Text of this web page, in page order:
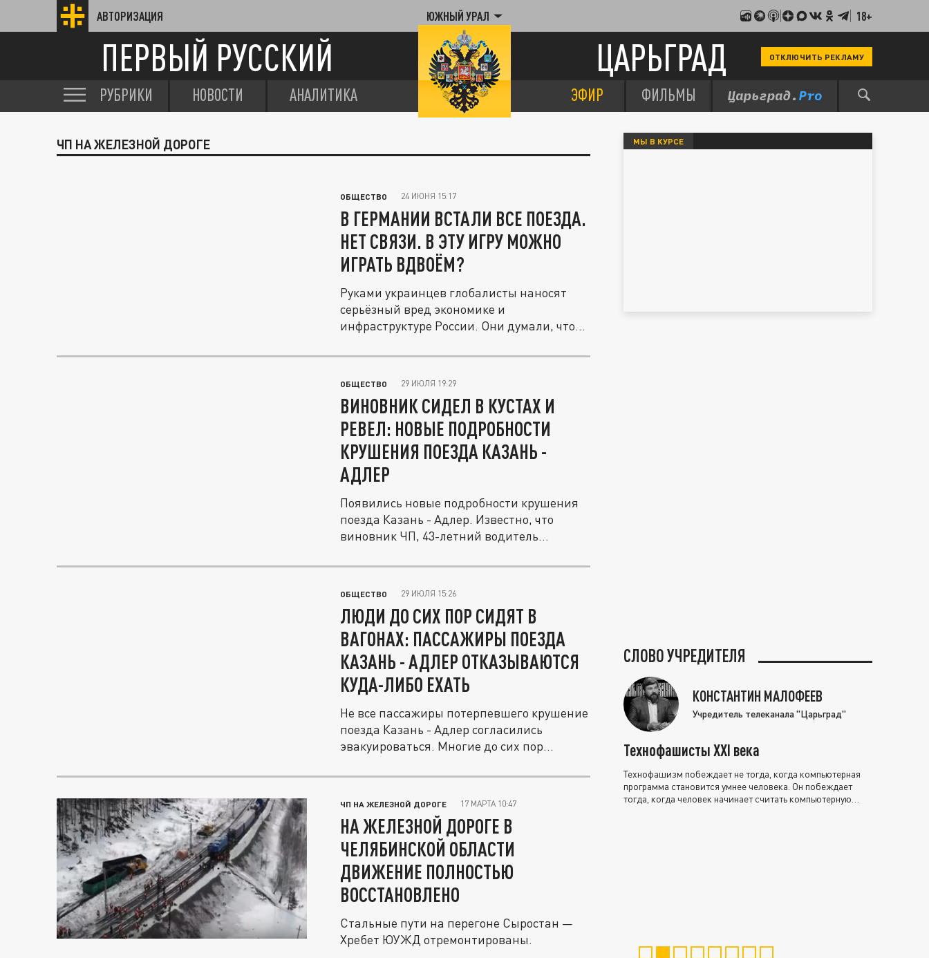
АВТОРИЗАЦИЯ ЮЖНЫЙ УРАЛ 18+
ПЕРВЫЙ РУССКИЙ ЦАРЬГРАД ОТКЛЮЧИТЬ РЕКЛАМУ
РУБРИКИ НОВОСТИ АНАЛИТИКА ЭФИР ФИЛЬМЫ
ЧП НА ЖЕЛЕЗНОЙ ДОРОГЕ
ОБЩЕСТВО 24 ИЮНЯ 15:17
В ГЕРМАНИИ ВСТАЛИ ВСЕ ПОЕЗДА.
НЕТ СВЯЗИ. В ЭТУ ИГРУ МОЖНО
ИГРАТЬ ВДВОЁМ?
Руками украинцев глобалисты наносят
серьёзный вред экономике и
инфраструктуре России. Они думали, что
ОБЩЕСТВО 29 ИЮЛЯ 19:29
ВИНОВНИК СИДЕЛ В КУСТАХ И
РЕВЕЛ: НОВЫЕ ПОДРОБНОСТИ
КРУШЕНИЯ ПОЕЗДА КАЗАНЬ -
АДЛЕР
Появились новые подробности крушения
поезда Казань - Адлер. Известно, что
виновник ЧП, 43-летний водитель...
ОБЩЕСТВО 29 ИЮЛЯ 15:26
ЛЮДИ ДО СИХ ПОР СИДЯТ В
ВАГОНАХ: ПАССАЖИРЫ ПОЕЗДА
КАЗАНЬ - АДЛЕР ОТКАЗЫВАЮТСЯ
КУДА-ЛИБО ЕХАТЬ
Не все пассажиры потерпевшего крушение
поезда Казань - Адлер согласились
эвакуироваться. Многие до сих пор...
ЧП НА ЖЕЛЕЗНОЙ ДОРОГЕ 17 МАРТА 10:47
НА ЖЕЛЕЗНОЙ ДОРОГЕ В
ЧЕЛЯБИНСКОЙ ОБЛАСТИ
ДВИЖЕНИЕ ПОЛНОСТЬЮ
ВОССТАНОВЛЕНО
Стальные пути на перегоне Сыростан —
Хребет ЮУЖД отремонтированы.
МЫ В КУРСЕ
СЛОВО УЧРЕДИТЕЛЯ
КОНСТАНТИН МАЛОФЕЕВ
Учредитель телеканала "Царьград"
Технофашисты XXI века
Технофашизм побеждает не тогда, когда компьютерная
программа становится умнее человека. Он побеждает
тогда, когда человек начинает считать компьютерную